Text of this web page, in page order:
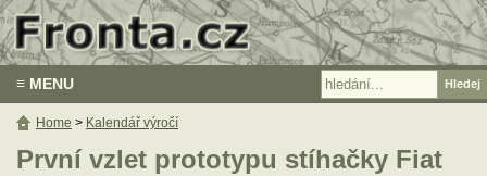
≡ MENU
První vzlet prototypu stíhačky Fiat
Home > Kalendář výročí